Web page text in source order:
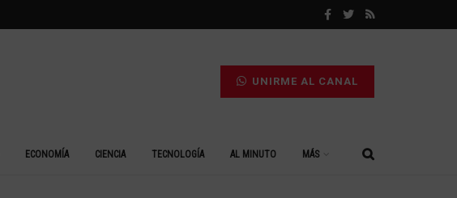
UNIRME AL CANAL
ECONOMÍA CIENCIA TECNOLOGÍA AL MINUTO MÁS